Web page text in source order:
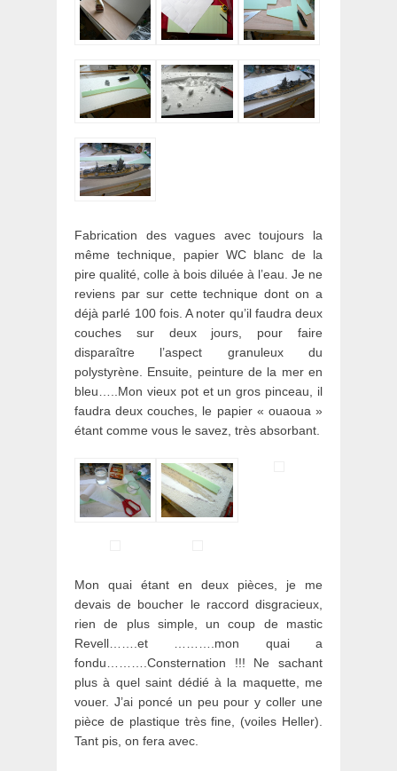
Fabrication des vagues avec toujours la
même technique, papier WC blanc de la
pire qualité, colle à bois diluée à l’eau. Je ne
reviens par sur cette technique dont on a
déjà parlé 100 fois. A noter qu’il faudra deux
couches sur deux jours, pour faire
disparaître l’aspect granuleux du
polystyrène. Ensuite, peinture de la mer en
bleu…..Mon vieux pot et un gros pinceau, il
faudra deux couches, le papier « ouaoua »
étant comme vous le savez, très absorbant.
Mon quai étant en deux pièces, je me
devais de boucher le raccord disgracieux,
rien de plus simple, un coup de mastic
Revell…….et ……….mon quai a
fondu……….Consternation !!! Ne sachant
plus à quel saint dédié à la maquette, me
vouer. J’ai poncé un peu pour y coller une
pièce de plastique très fine, (voiles Heller).
Tant pis, on fera avec.